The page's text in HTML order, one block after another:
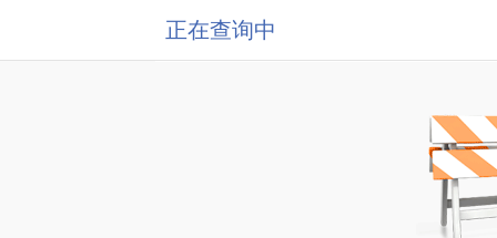
正在查询中